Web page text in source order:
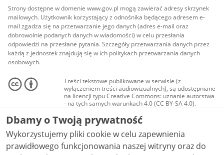
Strony dostępne w domenie www.gov.pl mogą zawierać adresy skrzynek
mailowych. Użytkownik korzystający z odnośnika będącego adresem e-
mail zgadza się na przetwarzanie jego danych (adres e-mail oraz
dobrowolnie podanych danych w wiadomości) w celu przesłania
odpowiedzi na przesłane pytania. Szczegóły przetwarzania danych przez
każdą z jednostek znajdują się w ich politykach przetwarzania danych
osobowych.
Treści tekstowe publikowane w serwisie (z
wyłączeniem treści audiowizualnych), są udostępniane
na licencji typu Creative Commons: uznanie autorstwa
- na tych samych warunkach 4.0 (CC BY-SA 4.0).
Materiały audiowizualne, w tym zdjęcia, materiały
audio i wideo, są udostępniane na licencji typu
Creative Commons: uznanie autorstwa użycie
niekomercyjne - bez utworów zależnych 4.0 (CC BY-
NC-ND 4.0), o ile nie jest to stwierdzone inaczej.
Dbamy o Twoją prywatność
Wykorzystujemy pliki cookie w celu zapewnienia
prawidłowego funkcjonowania naszej witryny oraz do